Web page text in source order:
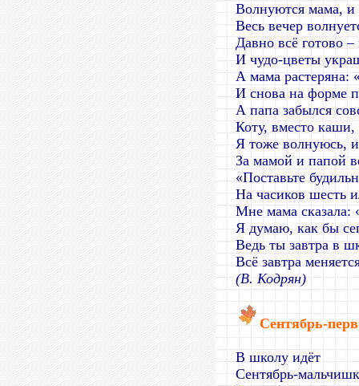
Волнуются мама, и
Весь вечер
Давно всё готово
И чудо-цветы
А мама растеряна:
И снова на форме
А папа забылся
Коту, вместо каши,
Я тоже волнуюсь,
За мамой и папой
«Поставьте
На часиков шесть
Мне мама сказала:
Я думаю, как бы
Ведь ты завтра в
Всё завтра
(В. Кодрян)
Сентябрь-
В школу идёт
Сентябрь-